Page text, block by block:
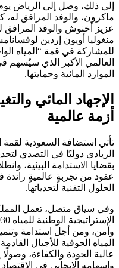
إلى ذلك، وصل إلى الرياض
ماكرون، والوفد المرافق
عزيز أخنوش والوفد المرافق
منغوليا أويون إردين
للمشاركة في قمة “المياه
العالمي الأكبر الذي سيُسهم
الموارد المائية وحمايتها.
الإجهاد المائي
أزمة عالمية
تأتي استضافة السعودية لقمة
الريادي دوليًا في التصدي
بقضايا الاستدامة البيئية،
عقود من تجربةٍ عالميةٍ رائدة
الحلول التقنية لتحدياتها.
وفي سياق متصل، تعمل
وآمن، ومن أجل استدامة
المياه الجوفية للأجيال
عالية الجودة والكفاءة،
وإسهامه الإيجابي في